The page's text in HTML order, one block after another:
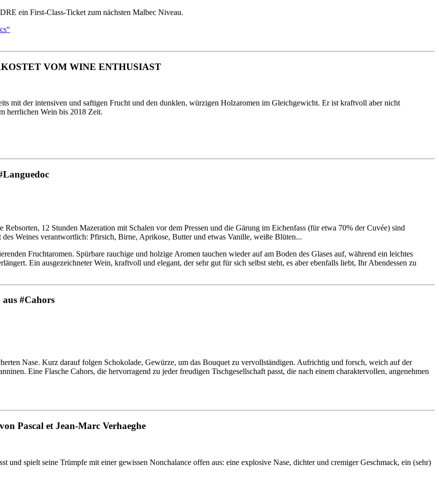
ein First-Class-Ticket zum nächsten Malbec Niveau.
VOM WINE ENTHUSIAST
mit der intensiven und saftigen Frucht und den dunklen, würzigen Holzaromen im Gleichgewicht. Er ist kraftvoll aber nicht
herrlichen Wein bis 2018 Zeit.
12 Stunden Mazeration mit Schalen vor dem Pressen und die Gärung im Eichenfass (für etwa 70% der Cuvée) sind
Weines verantwortlich: Pfirsich, Birne, Aprikose, Butter und etwas Vanille, weiße Blüten...
Fruchtaromen. Spürbare rauchige und holzige Aromen tauchen wieder auf am Boden des Glases auf, während ein leichtes
Ein ausgezeichneter Wein, kraftvoll und elegant, der sehr gut für sich selbst steht, es aber ebenfalls liebt, Ihr Abendessen zu
#Cahors
Nase. Kurz darauf folgen Schokolade, Gewürze, um das Bouquet zu vervollständigen. Aufrichtig und forsch, weich auf der
Eine Flasche Cahors, die hervorragend zu jeder freudigen Tischgesellschaft passt, die nach einem charaktervollen, angenehmen
Pascal et Jean-Marc Verhaeghe
und spielt seine Trümpfe mit einer gewissen Nonchalance offen aus: eine explosive Nase, dichter und cremiger Geschmack, ein (sehr)